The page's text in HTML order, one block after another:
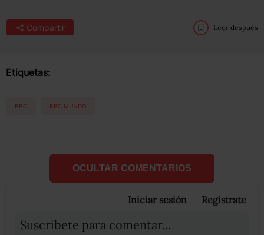
Compartir Leer después
Etiquetas:
BBC BBC MUNDO
OCULTAR COMENTARIOS
Iniciar sesión Registrate
Suscribete para comentar...